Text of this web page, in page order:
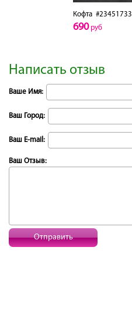
Кофта#23451733
690руб
Написать отзыв
Ваше Имя:
Ваш Город:
Ваш E-mail:
Ваш Отзыв:
Отправить